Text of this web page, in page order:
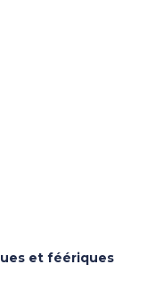
et féériques